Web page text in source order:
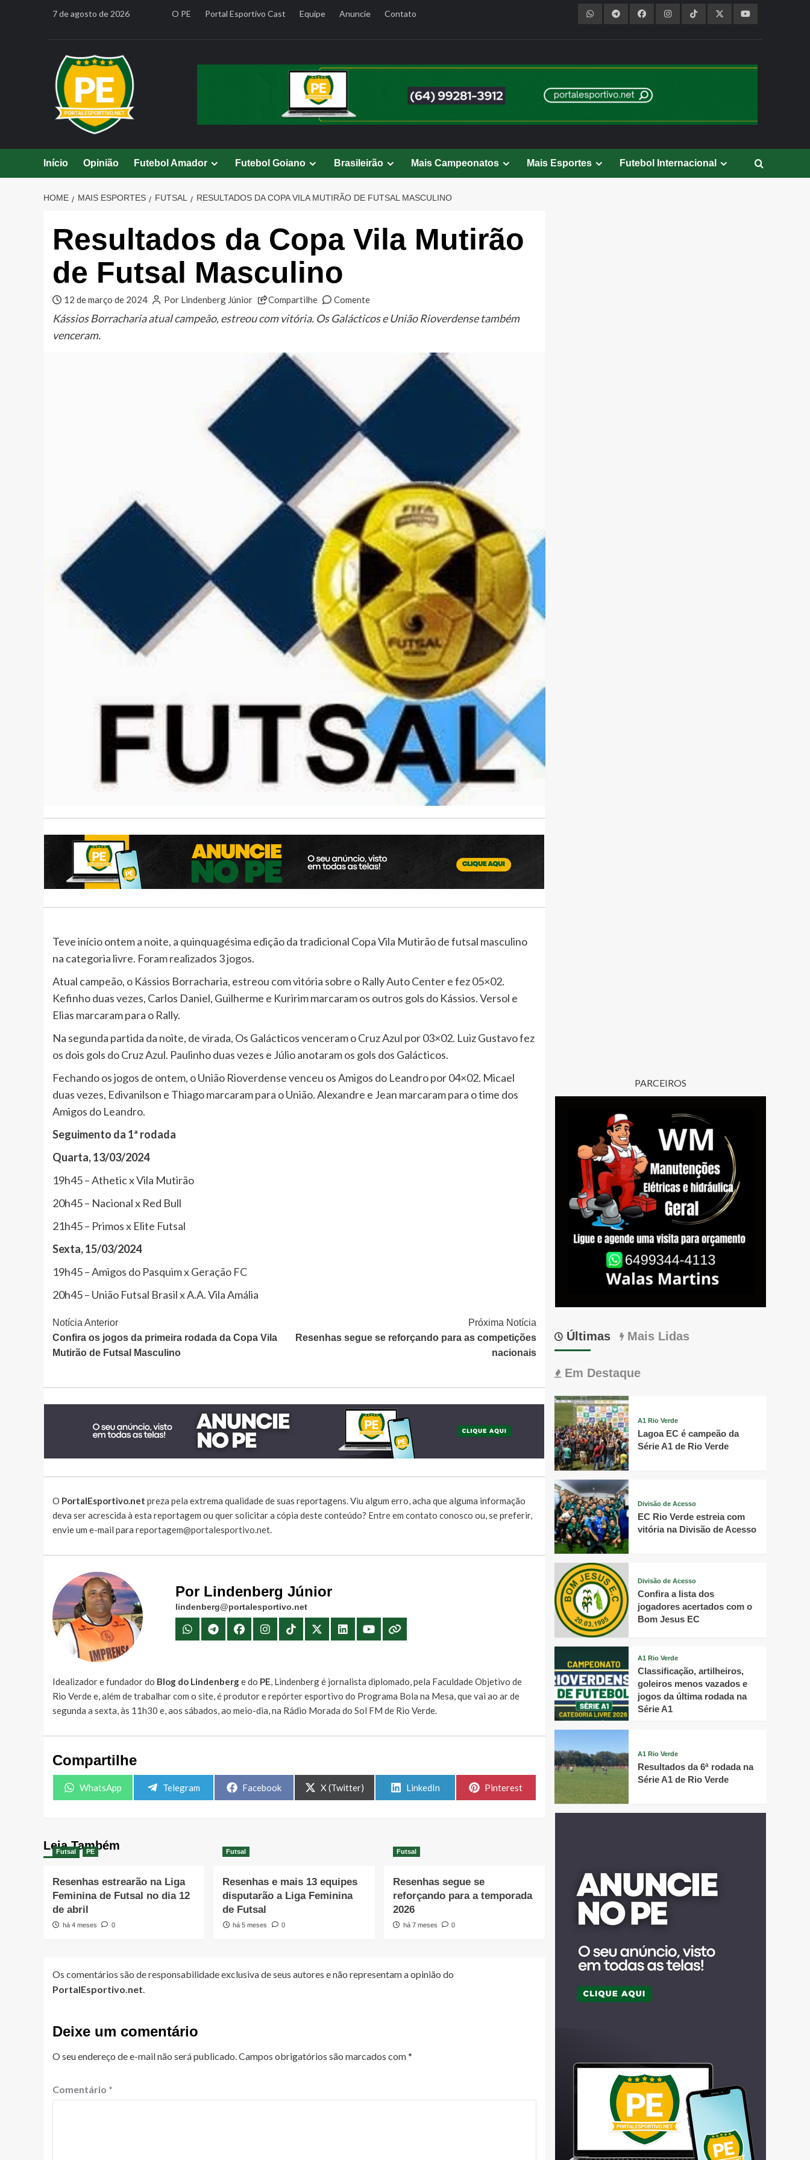
7 de agosto de 2026 O PE Portal Esportivo Cast Equipe Anuncie Contato
Início Opinião Futebol Amador Futebol Goiano Brasileirão Mais Campeonatos Mais Esportes Futebol Internacional
HOME MAIS ESPORTES FUTSAL RESULTADOS DA COPA VILA MUTIRÃO DE FUTSAL MASCULINO
Resultados da Copa Vila Mutirão
de Futsal Masculino
12 de março de 2024 Por Lindenberg Júnior Compartilhe Comente
Kássios Borracharia atual campeão, estreou com vitória. Os Galácticos e União Rioverdense também
venceram.
Teve início ontem a noite, a quinquagésima edição da tradicional Copa Vila Mutirão de futsal masculino
na categoria livre. Foram realizados 3 jogos.
Atual campeão, o Kássios Borracharia, estreou com vitória sobre o Rally Auto Center e fez 05×02.
Kefinho duas vezes, Carlos Daniel, Guilherme e Kuririm marcaram os outros gols do Kássios. Versol e
Elias marcaram para o Rally.
Na segunda partida da noite, de virada, Os Galácticos venceram o Cruz Azul por 03×02. Luiz Gustavo fez
os dois gols do Cruz Azul. Paulinho duas vezes e Júlio anotaram os gols dos Galácticos.
Fechando os jogos de ontem, o União Rioverdense venceu os Amigos do Leandro por 04×02. Micael
duas vezes, Edivanilson e Thiago marcaram para o União. Alexandre e Jean marcaram para o time dos
Amigos do Leandro.
Seguimento da 1ª rodada
Quarta, 13/03/2024
19h45 – Athetic x Vila Mutirão
20h45 – Nacional x Red Bull
21h45 – Primos x Elite Futsal
Sexta, 15/03/2024
19h45 – Amigos do Pasquim x Geração FC
20h45 – União Futsal Brasil x A.A. Vila Amália
Continue
Lendo
Notícia Anterior
Confira os jogos da primeira rodada da Copa Vila
Mutirão de Futsal Masculino
Próxima Notícia
Resenhas segue se reforçando para as competições
nacionais
O PortalEsportivo.net preza pela extrema qualidade de suas reportagens. Viu algum erro, acha que alguma informação
deva ser acrescida à esta reportagem ou quer solicitar a cópia deste conteúdo? Entre em contato conosco ou, se preferir,
envie um e-mail para reportagem@portalesportivo.net.
Por Lindenberg Júnior
lindenberg@portalesportivo.net
Idealizador e fundador do Blog do Lindenberge do PE, Lindenberg é jornalista diplomado, pela Faculdade Objetivo de
Rio Verde e, além de trabalhar com o site, é produtor e repórter esportivo do Programa Bola na Mesa, que vai ao ar de
segunda a sexta, às 11h30 e, aos sábados, ao meio-dia, na Rádio Morada do Sol FM de Rio Verde.
Compartilhe
Share
WhatsApp
Share
Telegram
Share
Facebook
Share
on
X (Twitter)
Share
LinkedIn
Share
Pinterest
Leia Também
Futsal PE
Resenhas estrearão na Liga
Feminina de Futsal no dia 12
de abril
há 4 meses 0
Futsal
Resenhas e mais 13 equipes
disputarão a Liga Feminina
de Futsal
há 5 meses 0
Futsal
Resenhas segue se
reforçando para a temporada
2026
há 7 meses 0
Os comentários são de responsabilidade exclusiva de seus autores e não representam a opinião do
PortalEsportivo.net.
Deixe um comentário
O seu endereço de e-mail não será publicado.Campos obrigatórios são marcados com*
Comentário *
PARCEIROS
Últimas Mais Lidas
Em Destaque
A1 Rio Verde
Lagoa EC é campeão da
Série A1 de Rio Verde
Divisão de Acesso
EC Rio Verde estreia com
vitória na Divisão de Acesso
Divisão de Acesso
Confira a lista dos
jogadores acertados com o
Bom Jesus EC
A1 Rio Verde
Classificação, artilheiros,
goleiros menos vazados e
jogos da última rodada na
Série A1
A1 Rio Verde
Resultados da 6ª rodada na
Série A1 de Rio Verde